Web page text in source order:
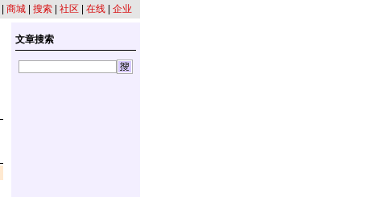
商城 搜索 社区 在线 企业
文章搜索